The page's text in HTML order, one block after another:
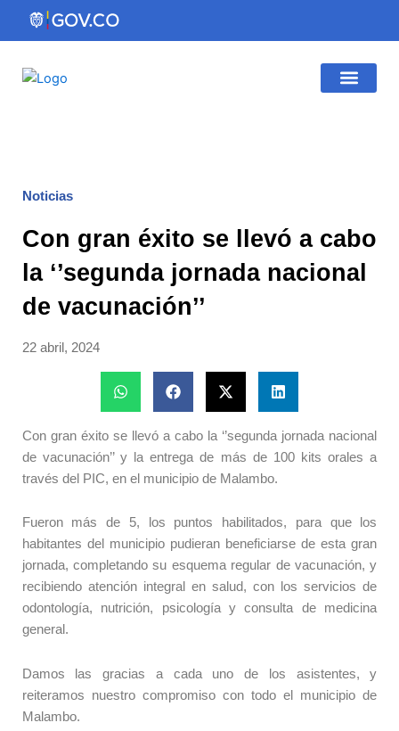
Noticias
Con gran éxito se llevó a cabo
la ‘’segunda jornada nacional
de vacunación’’
22 abril, 2024
Con gran éxito se llevó a cabo la ‘’segunda jornada nacional
de vacunación’’ y la entrega de más de 100 kits orales a
través del PIC, en el municipio de Malambo.
Fueron más de 5, los puntos habilitados, para que los
habitantes del municipio pudieran beneficiarse de esta gran
jornada, completando su esquema regular de vacunación, y
recibiendo atención integral en salud, con los servicios de
odontología, nutrición, psicología y consulta de medicina
general.
Damos las gracias a cada uno de los asistentes, y
reiteramos nuestro compromiso con todo el municipio de
Malambo.